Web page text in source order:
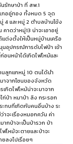
กษาป่า ที่ สพ.1
ภออู่ทอง ทั้งหมด 5 จุด
4 และหมู่ 2 ตำบลบ้านโข้ง
าดว่าหมู่13 น่าจะเอาอยู่
ต่งตั้งให้เป็นหมู่บ้านเครือ
นอุปกรณ์การดับไฟป่า เข้า
นหน้าได้เกิดไฟไหม้และ
นลูกแกหมู่ 10 ตนได้นำ
าจากโซนของจังหวัด
กิดไฟไหม้น่าจะมาจาก
ป่า หมาป่า ลิง กระรอก
ทบที่เกิดกับคนอื่นบ้าง ระ
จะเรื่องหมอกควัน ค่า
กป่าจะเป็นป่ารวก ป่า
ไหม้จะตายและป่าจะ
ลงไปเรื่อยๆ